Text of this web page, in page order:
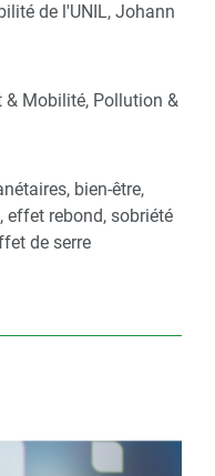
de l'UNIL, Johann
& Mobilité, Pollution &
bien-être,
rebond, sobriété
de serre